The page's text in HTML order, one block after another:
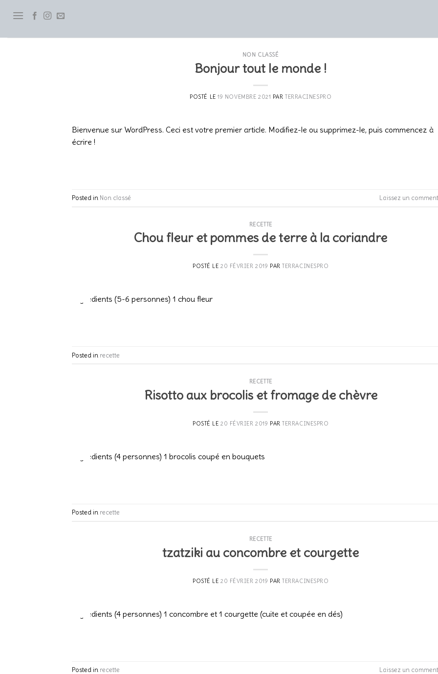
NON CLASSÉ
Bonjour tout le monde !
POSTÉ LE19 NOVEMBRE 2021 PARTERRACINESPRO
Bienvenue sur WordPress. Ceci est votre premier article. Modifiez-le ou supprimez-le, puis commencez à
écrire !
Posted in Non classé Laissez un
RECETTE
Chou fleur et pommes de terre à la coriandre
POSTÉ LE20 FÉVRIER 2019 PARTERRACINESPRO
Ingrédients (5-6 personnes) 1 chou fleur
Posted in recette
RECETTE
Risotto aux brocolis et fromage de chèvre
POSTÉ LE20 FÉVRIER 2019 PARTERRACINESPRO
Ingrédients (4 personnes) 1 brocolis coupé en bouquets
Posted in recette
RECETTE
tzatziki au concombre et courgette
POSTÉ LE20 FÉVRIER 2019 PARTERRACINESPRO
Ingrédients (4 personnes) 1 concombre et 1 courgette (cuite et coupée en dés)
Posted in recette Laissez un